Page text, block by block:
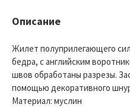
Описание
Жилет полуприлегающего
бедра, с английским
швов обработаны разрезы.
помощью декоративного
Материал: муслин